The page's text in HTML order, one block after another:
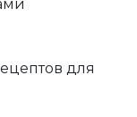
для